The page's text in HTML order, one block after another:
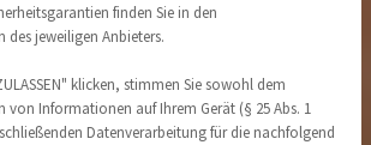
finden Sie in den
jeweiligen Anbieters.
klicken, stimmen Sie sowohl dem
von Informationen auf Ihrem Gerät (§ 25 Abs. 1
Datenverarbeitung für die nachfolgend